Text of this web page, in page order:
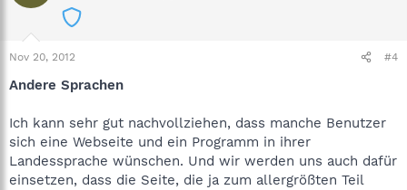
Nov 20, 2012 #4
Andere Sprachen
Ich kann sehr gut nachvollziehen, dass manche Benutzer
sich eine Webseite und ein Programm in ihrer
Landessprache wünschen. Und wir werden uns auch dafür
einsetzen, dass die Seite, die ja zum allergrößten Teil